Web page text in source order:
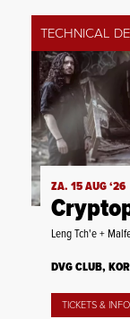
TECHNICAL
ZA. 15 AUG ‘26
Leng Tch'e +
DVG CLUB,
TICKETS & INFO